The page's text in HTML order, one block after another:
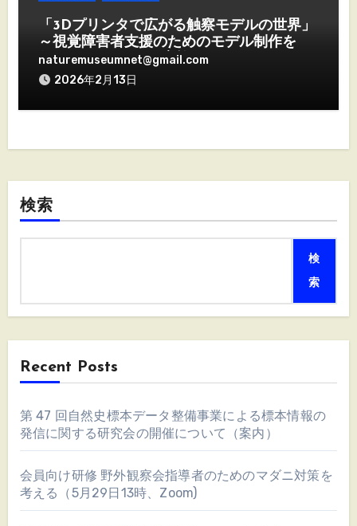
「3Dプリンタで広がる触察モデルの世界」
～視覚障害者支援のためのモデル制作を体
得する2日間～ を実施しました。
naturemuseumnet@gmail.com
2026年2月13日
検索
検
索
Recent Posts
第 47 回自然史標本データ整備事業による標本情報の
発信に関する研究会の開催について（案内）
会員向け研修 野外観察会指導者のためのマダニ対策を
考える（5月29日13時、Zoom)